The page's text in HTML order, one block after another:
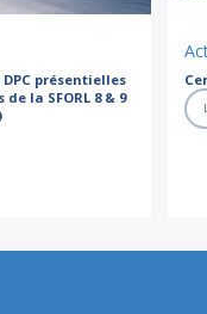
présentielles
la SFORL 8 & 9